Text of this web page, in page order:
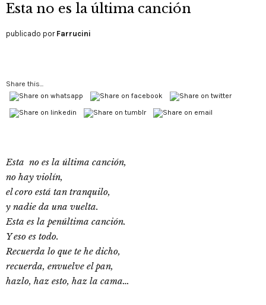
Esta no es la última canción
publicado por Farrucini
Share this...
Esta no es la última canción,
no hay violín,
el coro está tan tranquilo,
y nadie da una vuelta.
Esta es la penúltima canción.
Y eso es todo.
Recuerda lo que te he dicho,
recuerda, envuelve el pan,
hazlo, haz esto, haz la cama…